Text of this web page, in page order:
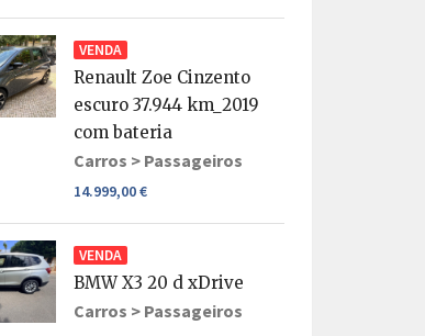
VENDA
Renault Zoe Cinzento
escuro 37.944 km_2019
com bateria
Carros > Passageiros
14.999,00 €
VENDA
BMW X3 20 d xDrive
Carros > Passageiros